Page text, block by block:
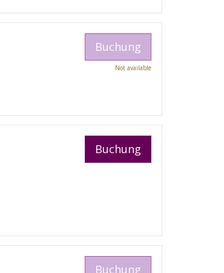
Buchung
Not available
Buchung
Buchung